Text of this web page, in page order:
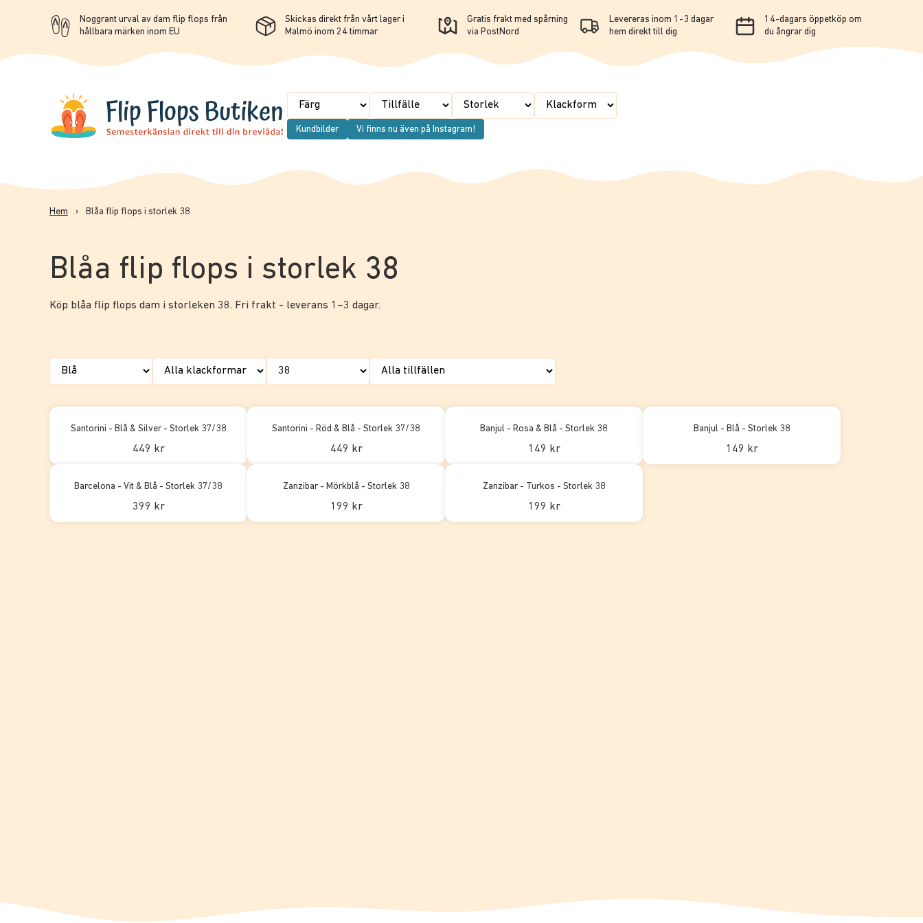
Noggrant urval av dam flip flops från
hållbara märken inom EU
Skickas direkt från vårt lager i
Malmö inom 24 timmar
Gratis frakt med spårning
via PostNord
Levereras inom 1-3 dagar
hem direkt till dig
14-dagars öppetköp om
du ångrar dig
Kundbilder Vi finns nu även på Instagram!
Hem › Blåa flip flops i storlek 38
Blåa flip flops i storlek 38
Köp blåa flip flops dam i storleken 38. Fri frakt - leverans 1–3 dagar.
Santorini - Blå & Silver - Storlek 37/38
449 kr
Santorini - Röd & Blå - Storlek 37/38
449 kr
Banjul - Rosa & Blå - Storlek 38
149 kr
Banjul - Blå - Storlek 38
149 kr
Barcelona - Vit & Blå - Storlek 37/38
399 kr
Zanzibar - Mörkblå - Storlek 38
199 kr
Zanzibar - Turkos - Storlek 38
199 kr